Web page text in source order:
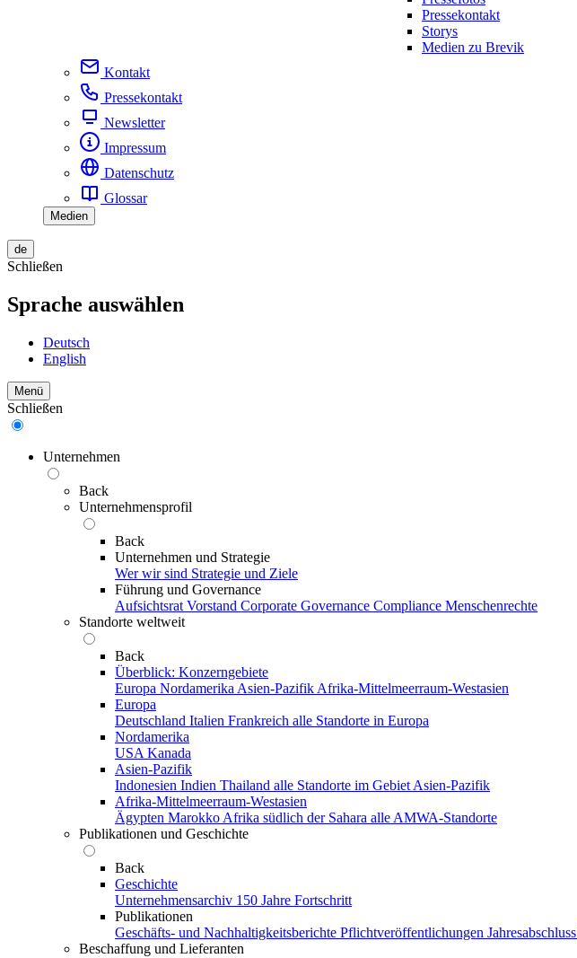
Pressekontakt
Storys
Medien zu Brevik
Kontakt
Pressekontakt
Newsletter
Impressum
Datenschutz
Glossar
Medien
de
Schließen
Sprache auswählen
Deutsch
English
Menü
Schließen
Unternehmen
Back
Unternehmensprofil
Back
Unternehmen und Strategie
Wer wir sind Strategie und Ziele
Führung und Governance
Aufsichtsrat Vorstand Corporate Governance Compliance Menschenrechte
Standorte weltweit
Back
Überblick: Konzerngebiete
Europa Nordamerika Asien-Pazifik Afrika-Mittelmeerraum-Westasien
Europa
Deutschland Italien Frankreich alle Standorte in Europa
Nordamerika
USA Kanada
Asien-Pazifik
Indonesien Indien Thailand alle Standorte im Gebiet Asien-Pazifik
Afrika-Mittelmeerraum-Westasien
Ägypten Marokko Afrika südlich der Sahara alle AMWA-Standorte
Publikationen und Geschichte
Back
Geschichte
Unternehmensarchiv 150 Jahre Fortschritt
Publikationen
Geschäfts- und Nachhaltigkeitsberichte Pflichtveröffentlichungen Jahresabschluss
Beschaffung und Lieferanten